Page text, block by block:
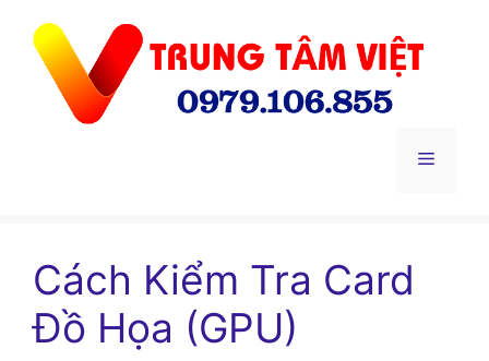
Menu
Cách Kiểm Tra Card
Đồ Họa (GPU)